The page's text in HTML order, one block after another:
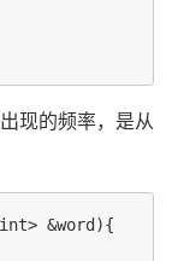
现的频率，是从
&word){